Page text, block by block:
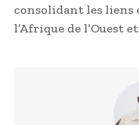
consolidant les liens
l’Afrique de l’Ouest